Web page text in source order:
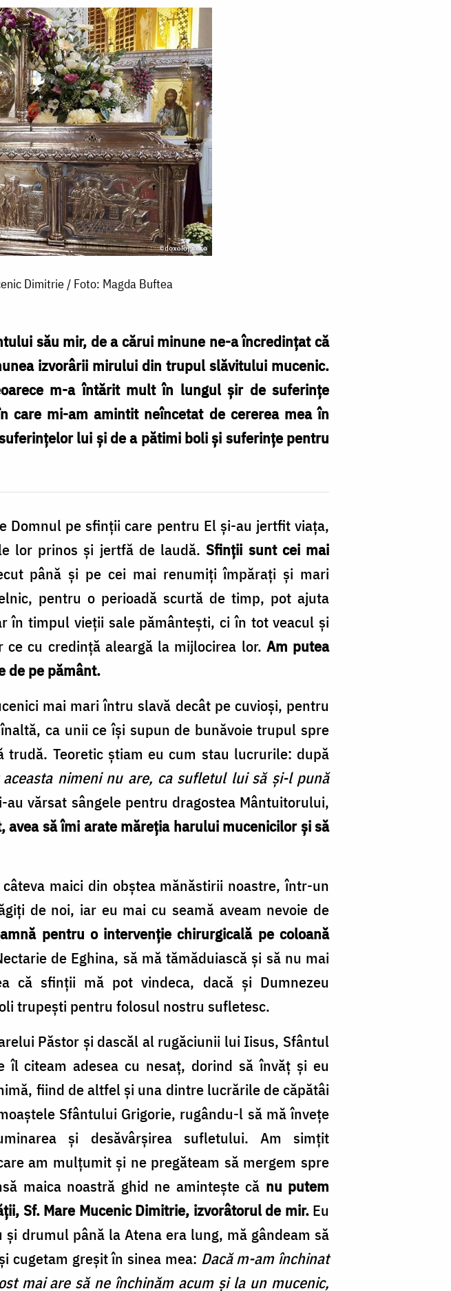
Dimitrie / Foto: Magda Buftea
său mir, de a cărui minune ne-a încredințat că
izvorârii mirului din trupul slăvitului mucenic.
m-a întărit mult în lungul șir de suferințe
care mi-am amintit neîncetat de cererea mea în
lui și de a pătimi boli și suferințe pentru
Domnul pe sfinții care pentru El și-au jertfit viața,
lor prinos și jertfă de laudă.Sfinții sunt cei mai
până și pe cei mai renumiți împărați și mari
pentru o perioadă scurtă de timp, pot ajuta
în timpul vieții sale pământești, ci în tot veacul și
cu credință aleargă la mijlocirea lor. Am putea
de pe pământ.
mai mari întru slavă decât pe cuvioși, pentru
ca unii ce își supun de bunăvoie trupul spre
Teoretic știam eu cum stau lucrurile: după
aceasta nimeni nu are, ca sufletul lui să şi-l pună
vărsat sângele pentru dragostea Mântuitorului,
avea să îmi arate măreția harului mucenicilor și să
maici din obștea mănăstirii noastre, într-un
de noi, iar eu mai cu seamă aveam nevoie de
pentru o intervenție chirurgicală pe coloană
de Eghina, să mă tămăduiască și să nu mai
că sfinții mă pot vindeca, dacă și Dumnezeu
trupești pentru folosul nostru sufletesc.
Păstor și dascăl al rugăciunii lui Iisus, Sfântul
citeam adesea cu nesaț, dorind să învăț și eu
fiind de altfel și una dintre lucrările de căpătâi
Sfântului Grigorie, rugându-l să mă învețe
și desăvârșirea sufletului. Am simțit
am mulțumit și ne pregăteam să mergem spre
maica noastră ghid ne amintește că nu putem
Sf. Mare Mucenic Dimitrie, izvorâtorul de mir.Eu
drumul până la Atena era lung, mă gândeam să
cugetam greșit în sinea mea: Dacă m-am închinat
mai are să ne închinăm acum și la un mucenic,